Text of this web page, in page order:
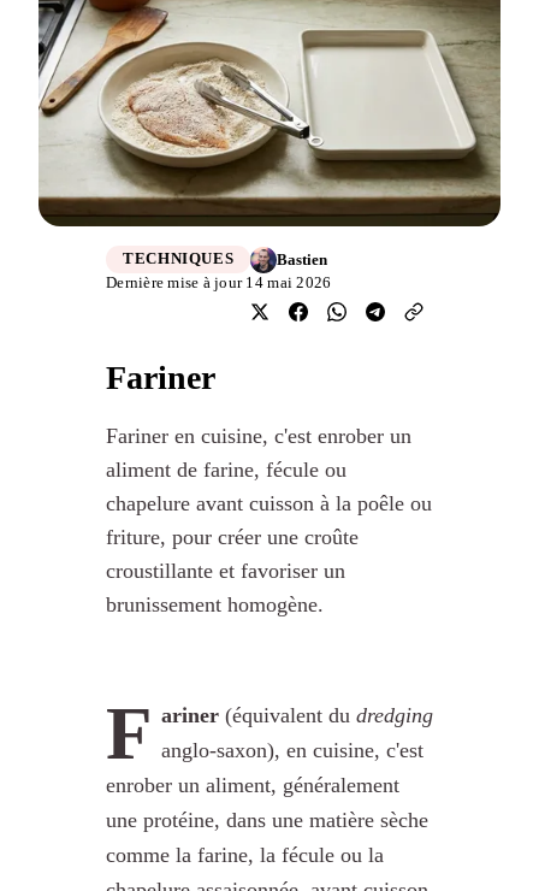
TECHNIQUES
Bastien
Dernière mise à jour 14 mai 2026
Fariner
Fariner en cuisine, c'est enrober un
aliment de farine, fécule ou
chapelure avant cuisson à la poêle ou
friture, pour créer une croûte
croustillante et favoriser un
brunissement homogène.
F ariner (équivalent du dredging
anglo-saxon), en cuisine, c'est
enrober un aliment, généralement
une protéine, dans une matière sèche
comme la farine, la fécule ou la